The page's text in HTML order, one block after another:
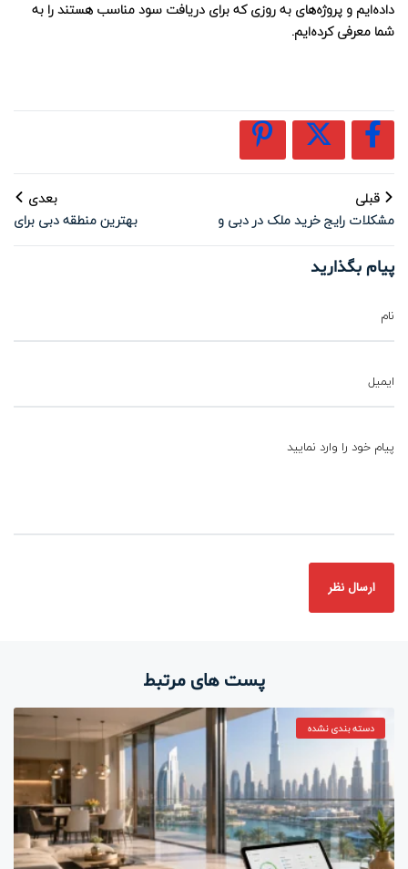
داده‌ایم و پروژه‌های به روزی که برای دریافت سود مناسب هستند را به
شما معرفی کرده‌ایم.
قبلی
مشکلات رایج خرید ملک در دبی و
راه‌های مقابله
بعدی
بهترین منطقه دبی برای
سرمایه‌گذاری 2025
پیام بگذارید
نام
ایمیل
پیام خود را وارد نمایید
پست های مرتبط
دسته بندی نشده